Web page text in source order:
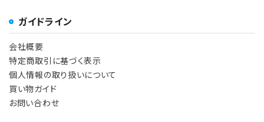
ガイドライン
会社概要
特定商取引に基づく表示
個人情報の取り扱いについて
買い物ガイド
お問い合わせ